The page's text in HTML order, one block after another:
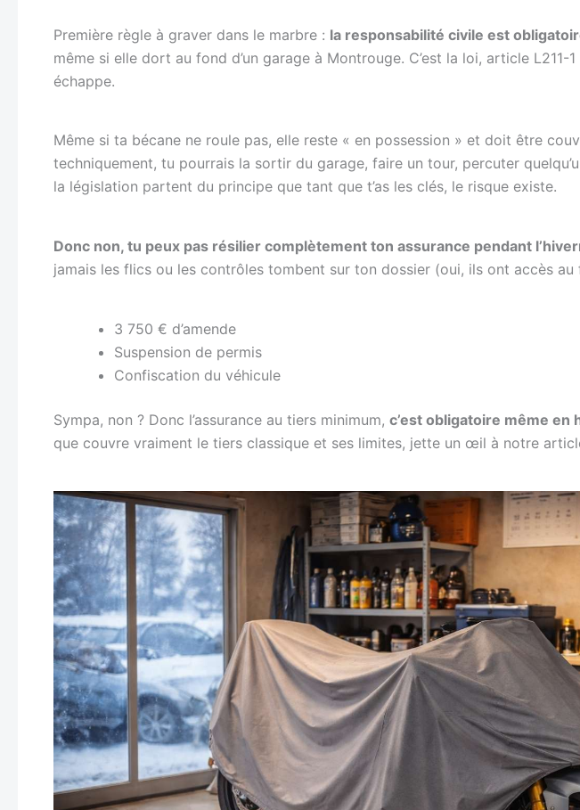
Première règle à graver dans le marbre : la responsabilité civile est
même si elle dort au fond d’un garage à Montrouge. C’est la loi, article L211-
échappe.
Même si ta bécane ne roule pas, elle reste « en possession » et doit être
techniquement, tu pourrais la sortir du garage, faire un tour, percuter
la législation partent du principe que tant que t’as les clés, le risque existe.
Donc non, tu peux pas résilier complètement ton assurance pendant
jamais les flics ou les contrôles tombent sur ton dossier (oui, ils ont accès au
3 750 € d’amende
Suspension de permis
Confiscation du véhicule
Sympa, non ? Donc l’assurance au tiers minimum, c’est obligatoire même en
que couvre vraiment le tiers classique et ses limites, jette un œil à notre